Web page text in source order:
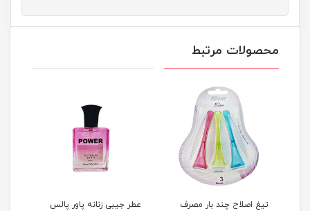
محصولات مرتبط
تیغ اصلاح چند بار مصرف
عطر جیبی زنانه پاور پالس